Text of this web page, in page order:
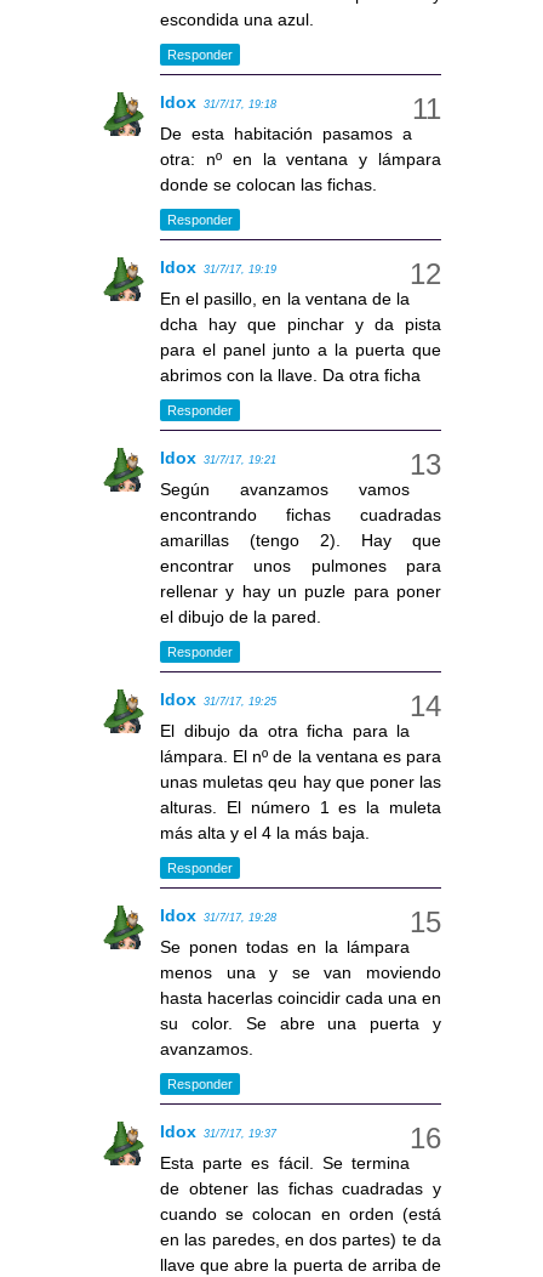
escondida una azul.
Responder
Idox 31/7/17, 19:18
De esta habitación pasamos a
otra: nº en la ventana y lámpara
donde se colocan las fichas.
Responder
Idox 31/7/17, 19:19
En el pasillo, en la ventana de la
dcha hay que pinchar y da pista
para el panel junto a la puerta que
abrimos con la llave. Da otra ficha
Responder
Idox 31/7/17, 19:21
Según avanzamos vamos
encontrando fichas cuadradas
amarillas (tengo 2). Hay que
encontrar unos pulmones para
rellenar y hay un puzle para poner
el dibujo de la pared.
Responder
Idox 31/7/17, 19:25
El dibujo da otra ficha para la
lámpara. El nº de la ventana es para
unas muletas qeu hay que poner las
alturas. El número 1 es la muleta
más alta y el 4 la más baja.
Responder
Idox 31/7/17, 19:28
Se ponen todas en la lámpara
menos una y se van moviendo
hasta hacerlas coincidir cada una en
su color. Se abre una puerta y
avanzamos.
Responder
Idox 31/7/17, 19:37
Esta parte es fácil. Se termina
de obtener las fichas cuadradas y
cuando se colocan en orden (está
en las paredes, en dos partes) te da
llave que abre la puerta de arriba de